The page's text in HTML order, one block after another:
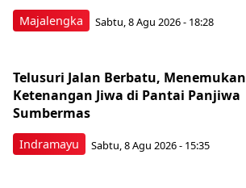
Majalengka Sabtu, 8 Agu 2026 - 18:28
Indramayu
Telusuri Jalan Berbatu, Menemukan
Ketenangan Jiwa di Pantai Panjiwa
Sumbermas
Sabtu, 8 Agu 2026 - 15:35